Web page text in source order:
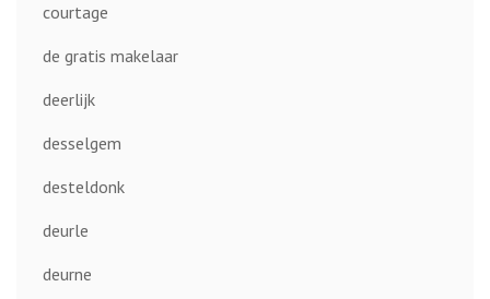
courtage
de gratis makelaar
deerlijk
desselgem
desteldonk
deurle
deurne